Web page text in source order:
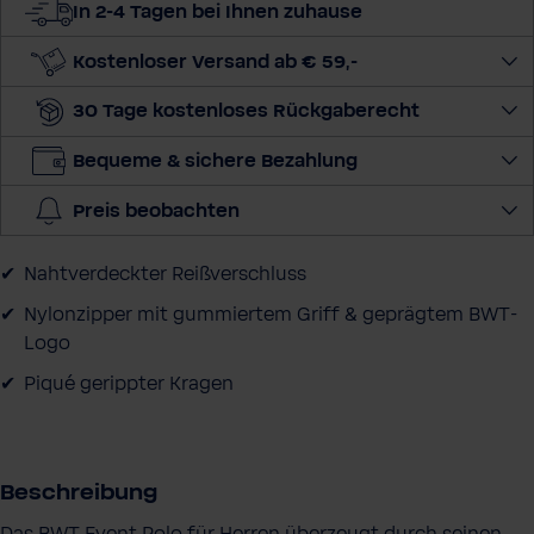
e
e
g
In 2-4 Tagen bei Ihnen zuhause
Kostenloser Versand ab € 59,-
30 Tage kostenloses Rückgaberecht
Bequeme & sichere Bezahlung
Preis beobachten
Nahtverdeckter Reißverschluss
Nylonzipper mit gummiertem Griff & geprägtem BWT-
Logo
Piqué gerippter Kragen
Beschreibung